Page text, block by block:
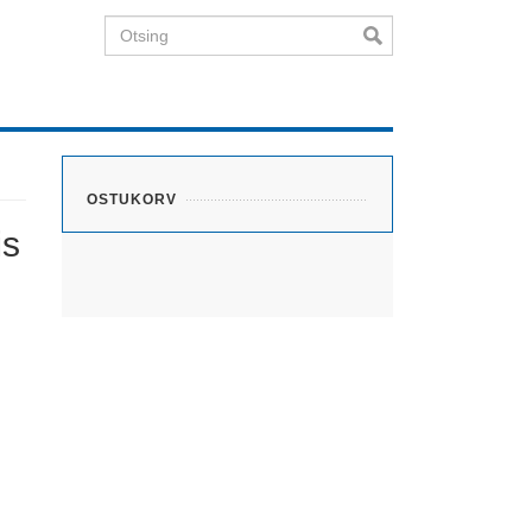
Otsing
OSTUKORV